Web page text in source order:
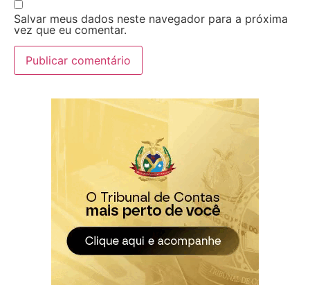
Salvar meus dados neste navegador para a próxima
vez que eu comentar.